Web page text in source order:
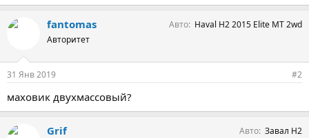
fantomas
Авторитет
Авто Haval H2 2015 Elite MT 2wd
31 Янв 2019 #2
маховик двухмассовый?
Grif Авто Завал Н2